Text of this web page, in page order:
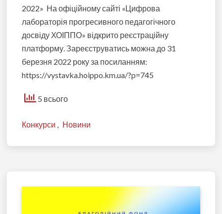
2022» На офіційному сайті «Цифрова
лабораторія прогресивного педагогічного
досвіду ХОІППО» відкрито реєстраційну
платформу. Зареєструватись можна до 31
березня 2022 року за посиланням:
https://vystavka.hoippo.km.ua/?p=745
5 всього
Конкурси , Новини